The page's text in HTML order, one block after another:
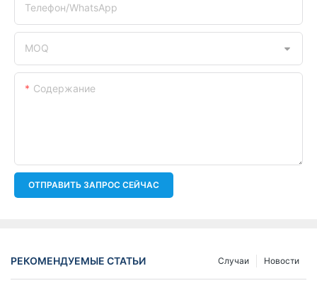
Телефон/WhatsApp
MOQ
Содержание
ОТПРАВИТЬ ЗАПРОС СЕЙЧАС
РЕКОМЕНДУЕМЫЕ СТАТЬИ Новости
Случаи